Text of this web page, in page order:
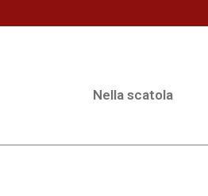
Nella scatola